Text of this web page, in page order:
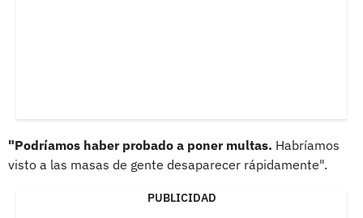
"Podríamos haber probado a poner multas. Habríamos
visto a las masas de gente desaparecer rápidamente".
PUBLICIDAD